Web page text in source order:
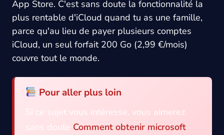
App Store. C'est sans doute la fonctionnalité la
plus rentable d'iCloud quand tu as une famille,
parce qu'au lieu de payer plusieurs comptes
iCloud, un seul forfait 200 Go (2,99 €/mois)
couvre tout le monde.
Pour aller plus loin
Si ce sujet vous intéresse, vous aimerez
sans doute Comment obtenir microsoft